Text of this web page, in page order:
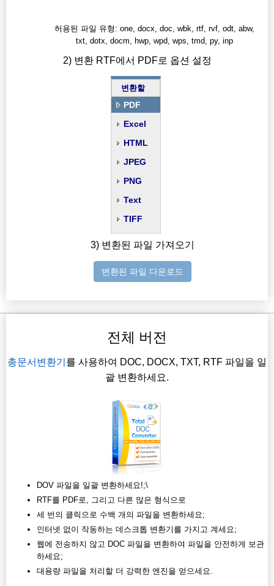
허용된 파일 유형: one, docx, doc, wbk, rtf, rvf, odt, abw,
txt, dotx, docm, hwp, wpd, wps, tmd, py, inp
2) 변환 RTF에서 PDF로 옵션 설정
변환할
PDF
Excel
HTML
JPEG
PNG
Text
TIFF
3) 변환된 파일 가져오기
변환된 파일 다운로드
전체 버전
총문서변환기 를 사용하여 DOC, DOCX, TXT, RTF 파일을 일
괄 변환하세요.
DOV 파일을 일괄 변환하세요!;\
RTF를 PDF로, 그리고 다른 많은 형식으로
세 번의 클릭으로 수백 개의 파일을 변환하세요;
인터넷 없이 작동하는 데스크톱 변환기를 가지고 계세요;
웹에 전송하지 않고 DOC 파일을 변환하여 파일을 안전하게 보관
하세요;
대용량 파일을 처리할 더 강력한 엔진을 얻으세요.